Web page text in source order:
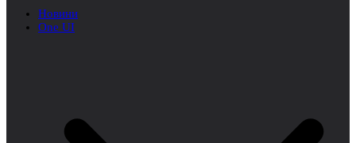
Новини
One UI